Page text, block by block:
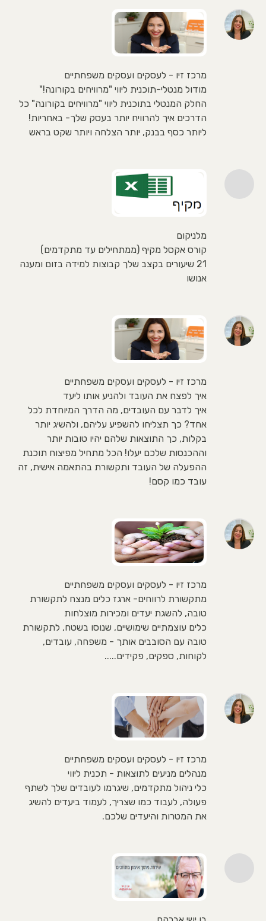
מרכז זיו - לעסקים ועסקים משפחתיים
מודול מנטלי-תוכנית ליווי "מרוויחים בקורונה!"
החלק המנטלי בתוכנית ליווי "מרוויחים בקורונה" כל
הדרכים איך להרוויח יותר בעסק שלך- באחריות!
ליותר כסף בבנק, יותר הצלחה ויותר שקט בראש
מלניקום
קורס אקסל מקיף (ממתחילים עד מתקדמים)
21 שיעורים בקצב שלך קבוצות למידה בזום ומענה
אנושו
מרכז זיו - לעסקים ועסקים משפחתיים
איך לפצח את העובד ולהניע אותו ליעד
איך לדבר עם העובדים, מה הדרך המיוחדת לכל
אחד? כך תצליחו להשפיע עליהם, ולהשיג יותר
בקלות, כך התוצאות שלהם יהיו טובות יותר
וההכנסות שלכם יעלו! הכל מתחיל מפיצוח תוכנת
ההפעלה של העובד ותקשורת בהתאמה אישית, זה
עובד כמו קסם!
מרכז זיו - לעסקים ועסקים משפחתיים
מתקשורת לרווחים- ארגז כלים מנצח לתקשורת
טובה, להשגת יעדים ומכירות מוצלחות
כלים עוצמתיים שימושיים, שנוסו בשטח, לתקשורת
טובה עם הסובבים אותך - משפחה, עובדים,
לקוחות, ספקים, פקידים.....
מרכז זיו - לעסקים ועסקים משפחתיים
מנהלים מניעים לתוצאות - תכנית ליווי
כלי ניהול מתקדמים, שיגרמו לעובדים שלך לשתף
פעולה, לעבוד כמו שצריך, לעמוד ביעדים להשיג
את המטרות והיעדים שלכם.